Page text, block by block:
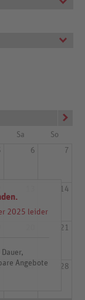
2025 leider
Angebote
Sa
So
6 7
14
21
27 28